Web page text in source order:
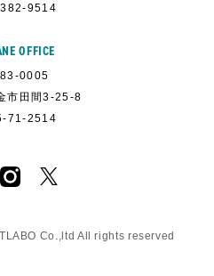
9514
OFFICE
0005
市田間3-25-8
71-2514
Co.,ltd All rights reserved